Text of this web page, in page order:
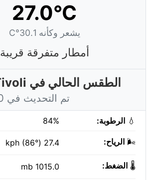
27.0°C
يشعر وكأنه 30.1°C
أمطار متفرقة قريبة
الطقس الحالي في Tivoli، جرينادا
تم التحديث في 22:00 اليوم
💧 الرطوبة: 84%
🌬️ الرياح: 27.4 kph (86°)
🌡️ الضغط: 1015.0 mb